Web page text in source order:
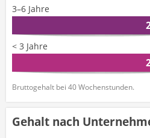
3–6 Jahre
< 3 Jahre
Bruttogehalt bei 40 Wochenstunden.
Gehalt nach